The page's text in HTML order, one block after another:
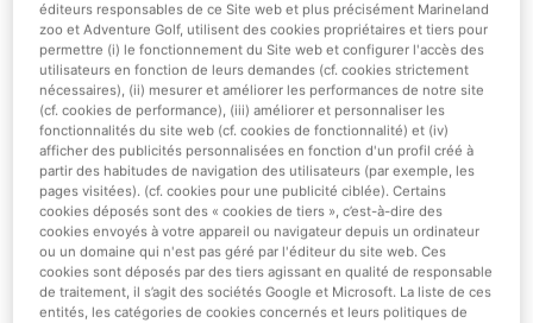
fins (par exemple, pour améliorer les services qu'il
fournit ou pour fournir des services publicitaires pour le
compte d'une autre entité).
Selon le temps pendant lequel les cookies restent
activés dans les appareils et les navigateurs des
utilisateurs :
Cookies de session :Les cookies de session sont
généralement utilisés pour stocker des
informations qui ne doivent être conservées que
pour vous fournir un service unique et qui
éditeurs responsables de ce Site web et plus précisément Marineland
zoo et Adventure Golf, utilisent des cookies propriétaires et tiers pour
permettre (i) le fonctionnement du Site web et configurer l'accès des
utilisateurs en fonction de leurs demandes (cf. cookies strictement
nécessaires), (ii) mesurer et améliorer les performances de notre site
(cf. cookies de performance), (iii) améliorer et personnaliser les
fonctionnalités du site web (cf. cookies de fonctionnalité) et (iv)
afficher des publicités personnalisées en fonction d'un profil créé à
partir des habitudes de navigation des utilisateurs (par exemple, les
pages visitées). (cf. cookies pour une publicité ciblée). Certains
cookies déposés sont des « cookies de tiers », c’est-à-dire des
cookies envoyés à votre appareil ou navigateur depuis un ordinateur
ou un domaine qui n'est pas géré par l'éditeur du site web. Ces
cookies sont déposés par des tiers agissant en qualité de responsable
de traitement, il s’agit des sociétés Google et Microsoft. La liste de ces
entités, les catégories de cookies concernés et leurs politiques de